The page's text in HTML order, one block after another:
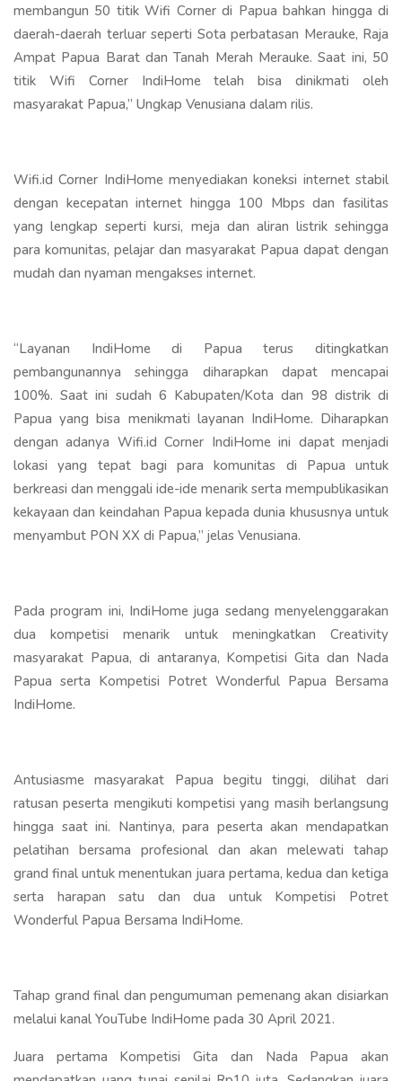
membangun 50 titik Wifi Corner di Papua bahkan hingga di
daerah-daerah terluar seperti Sota perbatasan Merauke, Raja
Ampat Papua Barat dan Tanah Merah Merauke. Saat ini, 50
titik Wifi Corner IndiHome telah bisa dinikmati oleh
masyarakat Papua,” Ungkap Venusiana dalam rilis.
Wifi.id Corner IndiHome menyediakan koneksi internet stabil
dengan kecepatan internet hingga 100 Mbps dan fasilitas
yang lengkap seperti kursi, meja dan aliran listrik sehingga
para komunitas, pelajar dan masyarakat Papua dapat dengan
mudah dan nyaman mengakses internet.
“Layanan IndiHome di Papua terus ditingkatkan
pembangunannya sehingga diharapkan dapat mencapai
100%. Saat ini sudah 6 Kabupaten/Kota dan 98 distrik di
Papua yang bisa menikmati layanan IndiHome. Diharapkan
dengan adanya Wifi.id Corner IndiHome ini dapat menjadi
lokasi yang tepat bagi para komunitas di Papua untuk
berkreasi dan menggali ide-ide menarik serta mempublikasikan
kekayaan dan keindahan Papua kepada dunia khususnya untuk
menyambut PON XX di Papua,” jelas Venusiana.
Pada program ini, IndiHome juga sedang menyelenggarakan
dua kompetisi menarik untuk meningkatkan Creativity
masyarakat Papua, di antaranya, Kompetisi Gita dan Nada
Papua serta Kompetisi Potret Wonderful Papua Bersama
IndiHome.
Antusiasme masyarakat Papua begitu tinggi, dilihat dari
ratusan peserta mengikuti kompetisi yang masih berlangsung
hingga saat ini. Nantinya, para peserta akan mendapatkan
pelatihan bersama profesional dan akan melewati tahap
grand final untuk menentukan juara pertama, kedua dan ketiga
serta harapan satu dan dua untuk Kompetisi Potret
Wonderful Papua Bersama IndiHome.
Tahap grand final dan pengumuman pemenang akan disiarkan
melalui kanal YouTube IndiHome pada 30 April 2021.
Juara pertama Kompetisi Gita dan Nada Papua akan